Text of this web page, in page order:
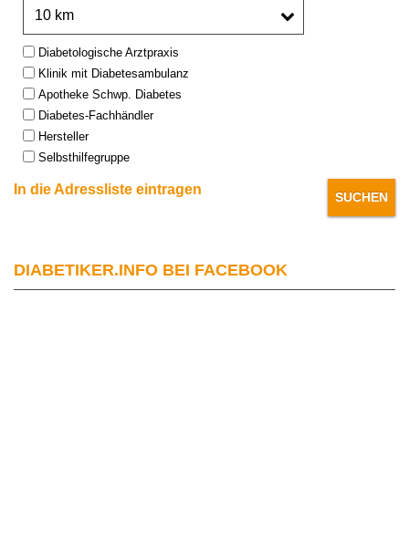
Type:Diabetologische Arztpraxis
Klinik mit Diabetesambulanz
Apotheke Schwp. Diabetes
Diabetes-Fachhändler
Hersteller
Selbsthilfegruppe
In die Adressliste eintragen
DIABETIKER.INFO BEI FACEBOOK